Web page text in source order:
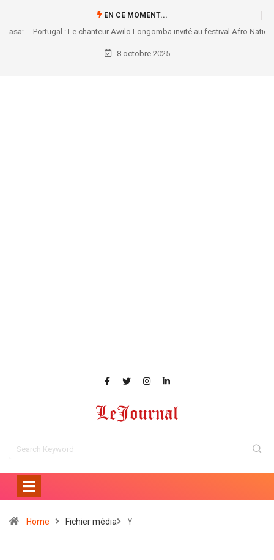
EN CE MOMENT...
Portugal : Le chanteur Awilo Longomba invité au festival Afro Nation
2026 à Portimão
8 octobre 2025
Home Fichier média Y